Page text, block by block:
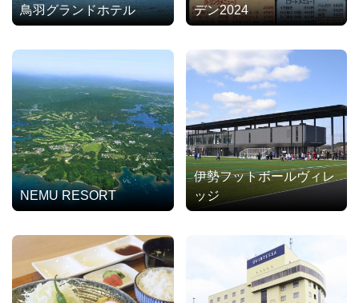
鳥羽グランドホテル
デン2024
NEMU RESORT
伊勢フットボールヴィレ
ッジ